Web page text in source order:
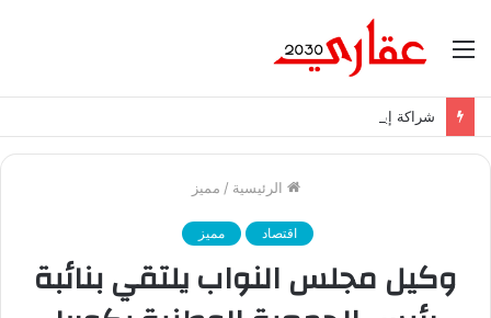
القائمة
شراكة إيجي تاورز مع بلدينا.. قيمة مضافة تعزز نجاح المشروعات
الرئيسية / مميز
اقتصاد مميز
وكيل مجلس النواب يلتقي بنائبة